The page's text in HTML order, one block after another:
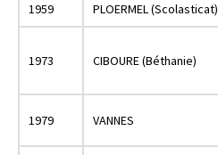
1959 PLOERMEL (Scolasticat)
1973 CIBOURE (Béthanie)
1979 VANNES